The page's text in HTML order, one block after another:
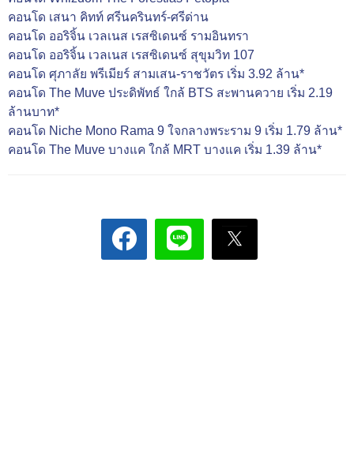
คอนโด เสนา คิทท์ ศรีนครินทร์-ศรีด่าน
คอนโด ออริจิ้น เวลเนส เรสซิเดนซ์ รามอินทรา
คอนโด ออริจิ้น เวลเนส เรสซิเดนซ์ สุขุมวิท 107
คอนโด ศุภาลัย พรีเมียร์ สามเสน-ราชวัตร เริ่ม 3.92 ล้าน*
คอนโด The Muve ประดิพัทธ์ ใกล้ BTS สะพานควาย เริ่ม 2.19
ล้านบาท*
คอนโด Niche Mono Rama 9 ใจกลางพระราม 9 เริ่ม 1.79 ล้าน*
คอนโด The Muve บางแค ใกล้ MRT บางแค เริ่ม 1.39 ล้าน*